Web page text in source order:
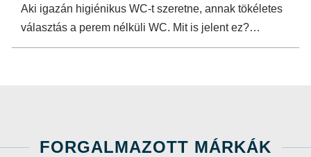
Aki igazán higiénikus WC-t szeretne, annak tökéletes
választás a perem nélküli WC. Mit is jelent ez?…
FORGALMAZOTT MÁRKÁK